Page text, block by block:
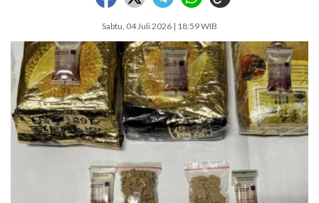
Sabtu, 04 Juli 2026 | 18:59 WIB